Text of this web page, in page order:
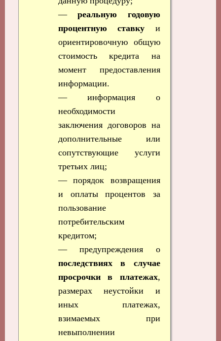
—реальную годовую
процентную ставку и
ориентировочную общую
стоимость кредита на
момент предоставления
информации.
— информация о
необходимости
заключения договоров на
дополнительные или
сопутствующие услуги
третьих лиц;
— порядок возвращения
и оплаты процентов за
пользование
потребительским
кредитом;
— предупреждения о
последствиях в случае
просрочки в платежах,
размерах неустойки и
иных платежах,
взимаемых при
невыполнении